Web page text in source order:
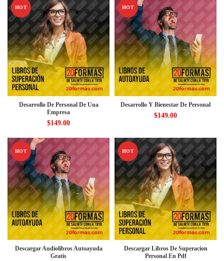
HOT
Desarrollo De Personal De Una
Empresa
$149.00
HOT
Desarrollo Y Bienestar De Personal
$149.00
HOT
Descargar Audiolibros Autoayuda
Gratis
HOT
Descargar Libros De Superacion
Personal En Pdf